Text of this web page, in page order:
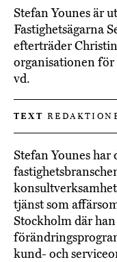
Stefan Younes är
Fastighetsägarna
efterträder
organisationen för
vd.
TEXT
Stefan Younes har
tjänst som
Stockholm där
kund- och